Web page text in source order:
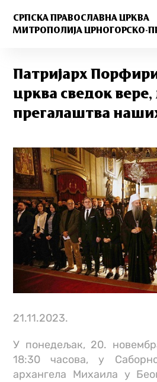
СРПСКА ПРАВОСЛАВНА ЦРКВА
МИТРОПОЛИЈА ЦРНОГОРСКО-
Патријарх
црква сведок
прегалаштва
21.11.2023.
У понедељак, 20.
18:30 часова, у
архангела Михаила у